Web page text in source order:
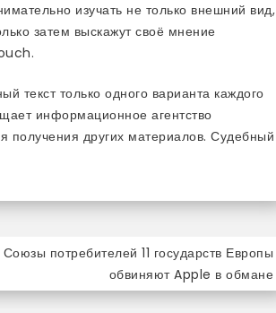
изучать не только внешний вид,
затем выскажут своё мнение
текст только одного варианта каждого
информационное агентство
других материалов. Судебный
Союзы потребителей 11 государств Европы
обвиняют Apple в обмане